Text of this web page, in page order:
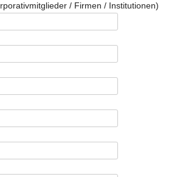
/ Firmen / Institutionen)